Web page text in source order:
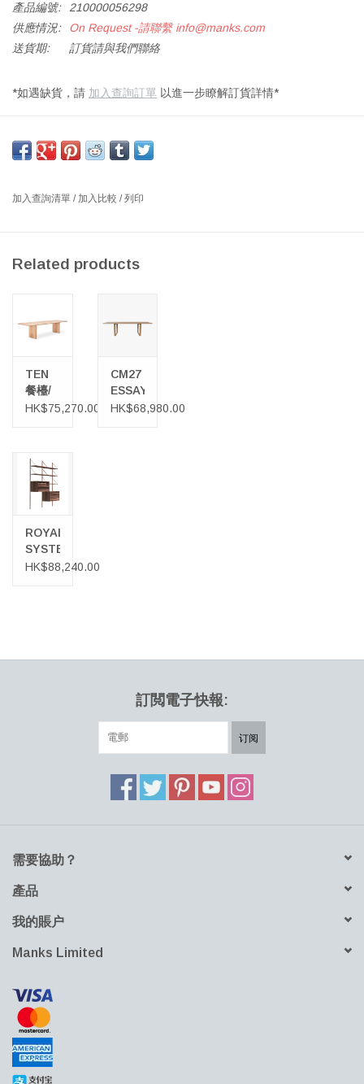
產品編號:
210000056298
供應情況:
On Request -請聯繫info@manks.com
送貨期:
訂貨請與我們聯絡
*如遇缺貨，請 加入查詢訂單 以進一步瞭解訂貨詳情*
尺寸：長 122.4 X 深 26.2 X 高 24.5 厘米
令人印象深刻和優雅——這是當看到 900∙00 燈時首先想到的兩個
的，允許以多種定制組合配置各種元素。這也是 900∙00 LAMP 系統
最多 32 個光源。
加入查詢清單 / 加入比較 /列印
Related products
TEN
餐檯/
餐桌
HK$75,270.00
CM27
ESSAY
餐桌
HK$68,980.00
ROYAL
SYSTEM
層架組
HK$88,240.00
訂閲電子快報:
订阅
需要協助？
產品
我的賬户
Manks Limited